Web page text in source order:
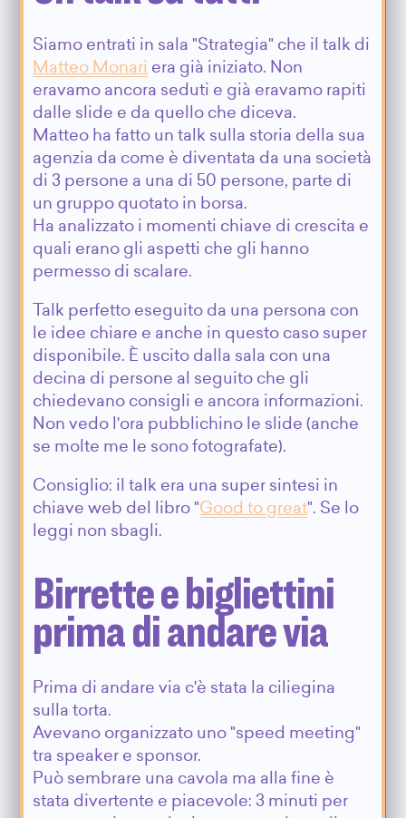
Siamo entrati in sala "Strategia" che il talk di
Matteo Monari era già iniziato. Non
eravamo ancora seduti e già eravamo rapiti
dalle slide e da quello che diceva.
Matteo ha fatto un talk sulla storia della sua
agenzia da come è diventata da una società
di 3 persone a una di 50 persone, parte di
un gruppo quotato in borsa.
Ha analizzato i momenti chiave di crescita e
quali erano gli aspetti che gli hanno
permesso di scalare.
Talk perfetto eseguito da una persona con
le idee chiare e anche in questo caso super
disponibile. È uscito dalla sala con una
decina di persone al seguito che gli
chiedevano consigli e ancora informazioni.
Non vedo l'ora pubblichino le slide (anche
se molte me le sono fotografate).
Consiglio: il talk era una super sintesi in
chiave web del libro "Good to great". Se lo
leggi non sbagli.
Birrette e bigliettini
prima di andare via
Prima di andare via c'è stata la ciliegina
sulla torta.
Avevano organizzato uno "speed meeting"
tra speaker e sponsor.
Può sembrare una cavola ma alla fine è
stata divertente e piacevole: 3 minuti per